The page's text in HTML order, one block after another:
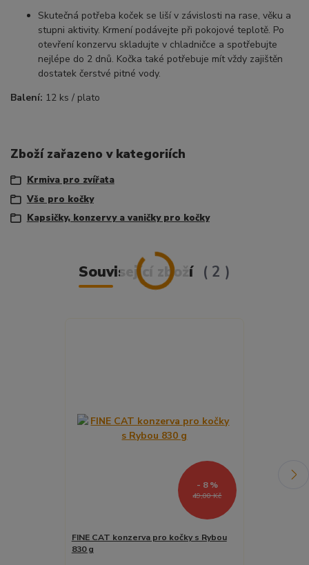
Skutečná potřeba koček se liší v závislosti na rase, věku a
stupni aktivity. Krmení podávejte při pokojové teplotě. Po
otevření konzervu skladujte v chladničce a spotřebujte
nejlépe do 2 dnů. Kočka také potřebuje mít vždy zajištěn
dostatek čerstvé pitné vody.
Balení: 12 ks / plato
Zboží zařazeno v kategoriích
Krmiva pro zvířata
Vše pro kočky
Kapsičky, konzervy a vaničky pro kočky
Související zboží 2
49,00 Kč
- 8 %
FINE CAT konzerva pro kočky s Rybou
830 g